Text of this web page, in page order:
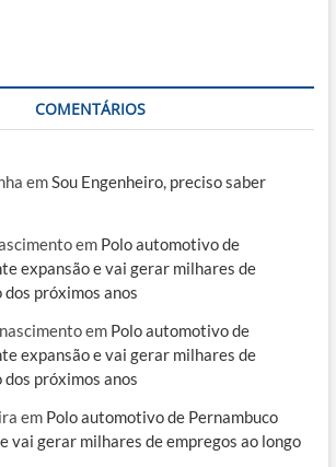
COMENTÁRIOS
emSou Engenheiro, preciso saber
em Polo automotivo de
expansão e vai gerar milhares de
próximos anos
em Polo automotivo de
expansão e vai gerar milhares de
próximos anos
em Polo automotivo de Pernambuco
vai gerar milhares de empregos ao longo